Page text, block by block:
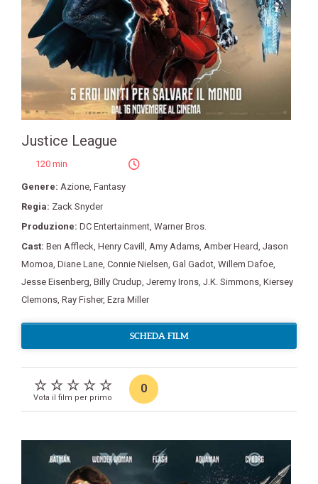
Justice League
120 min
Genere: Azione, Fantasy
Regia: Zack Snyder
Produzione: DC Entertainment, Warner Bros.
Cast: Ben Affleck, Henry Cavill , Amy Adams, Amber Heard, Jason
Momoa, Diane Lane, Connie Nielsen, Gal Gadot, Willem Dafoe,
Jesse Eisenberg, Billy Crudup, Jeremy Irons, J.K. Simmons, Kiersey
Clemons, Ray Fisher, Ezra Miller
SCHEDA FILM
Vota il film per primo
0